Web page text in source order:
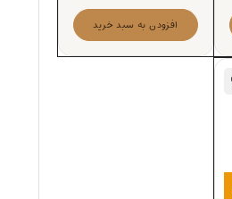
افزودن به سبد خرید